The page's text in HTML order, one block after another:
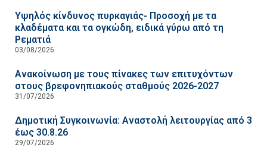
Υψηλός κίνδυνος πυρκαγιάς- Προσοχή με τα
κλαδέματα και τα ογκώδη, ειδικά γύρω από τη
Ρεματιά
03/08/2026
Ανακοίνωση με τους πίνακες των επιτυχόντων
στους βρεφονηπιακούς σταθμούς 2026-2027
31/07/2026
Δημοτική Συγκοινωνία: Αναστολή λειτουργίας από 3
έως 30.8.26
29/07/2026